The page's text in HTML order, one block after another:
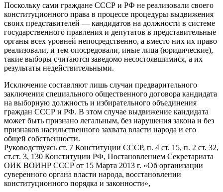
Поскольку сами граждане СССР и РФ не реализовали своего
конституционного права в процессе процедуры выдвижения
своих представителей — кандидатов на должности в системе
государственного правления и депутатов в представительные
органы всех уровней непосредственно, а вместо них их право
реализовали, и тем опосредовали, иные лица (юридические),
такие выборы считаются заведомо несостоявшимися, а их
результаты недействительными.
Исключение составляют лишь случаи предварительного
заключения специального общественного договора кандидата
на выборную должность и избирательного объединения
граждан СССР и РФ. В этом случае выдвижение кандидата
может быть признано легальным, без нарушения закона и без
признаков насильственного захвата власти народа и его
общей собственности.
Руководствуясь ст. 7 Конституции СССР, п. 4 ст. 15, п. 2 ст. 32,
ст.ст. 3, 130 Конституции РФ, Постановлением Секретариата
ОИК ВОИНР СССР от 15 Марта 2013 г. «Об организации
суверенного органа власти народа, восстановлении
конституционного порядка и законности»,